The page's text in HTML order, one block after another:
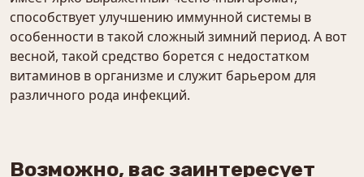
способствует улучшению иммунной системы в
особенности в такой сложный зимний период. А вот
весной, такой средство борется с недостатком
витаминов в организме и служит барьером для
различного рода инфекций.
Возможно, вас заинтересует